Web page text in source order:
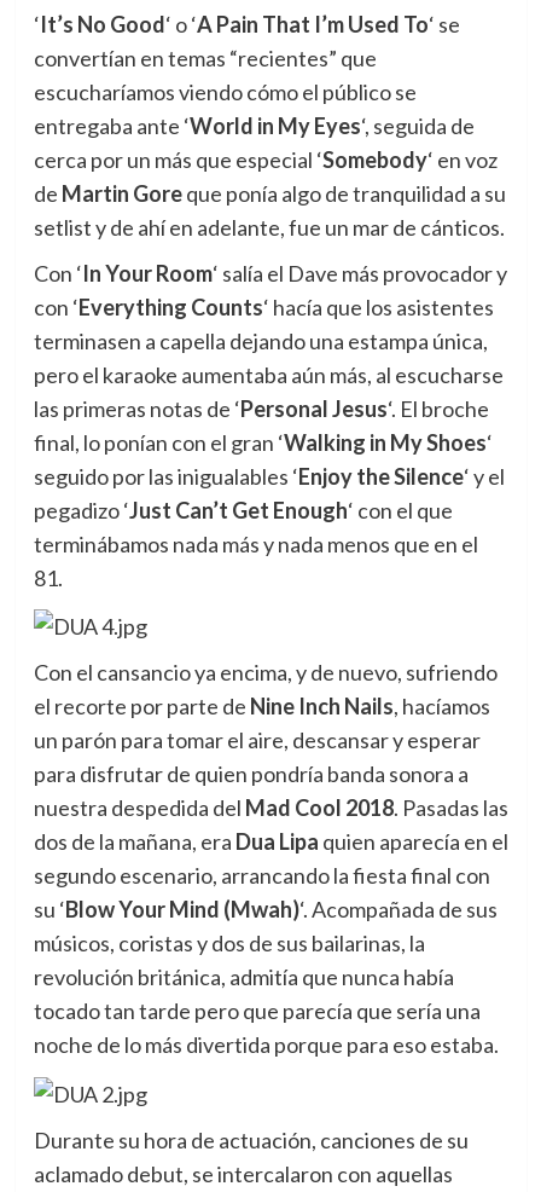
‘It’s No Good‘ o ‘A Pain That I’m Used To‘ se
convertían en temas “recientes” que
escucharíamos viendo cómo el público se
entregaba ante ‘World in My Eyes‘, seguida de
cerca por un más que especial ‘Somebody‘ en voz
de Martin Goreque ponía algo de tranquilidad a su
setlist y de ahí en adelante, fue un mar de cánticos.
Con ‘In Your Room‘ salía el Dave más provocador y
con ‘Everything Counts‘ hacía que los asistentes
terminasen a capella dejando una estampa única,
pero el karaoke aumentaba aún más, al escucharse
las primeras notas de ‘Personal Jesus‘. El broche
final, lo ponían con el gran ‘Walking in My Shoes‘
seguido por las inigualables ‘Enjoy the Silence‘ y el
pegadizo ‘Just Can’t Get Enough‘ con el que
terminábamos nada más y nada menos que en el
81.
Con el cansancio ya encima, y de nuevo, sufriendo
el recorte por parte de Nine Inch Nails, hacíamos
un parón para tomar el aire, descansar y esperar
para disfrutar de quien pondría banda sonora a
nuestra despedida del Mad Cool 2018. Pasadas las
dos de la mañana, era Dua Lipa quien aparecía en el
segundo escenario, arrancando la fiesta final con
su ‘Blow Your Mind (Mwah)‘. Acompañada de sus
músicos, coristas y dos de sus bailarinas, la
revolución británica, admitía que nunca había
tocado tan tarde pero que parecía que sería una
noche de lo más divertida porque para eso estaba.
Durante su hora de actuación, canciones de su
aclamado debut, se intercalaron con aquellas